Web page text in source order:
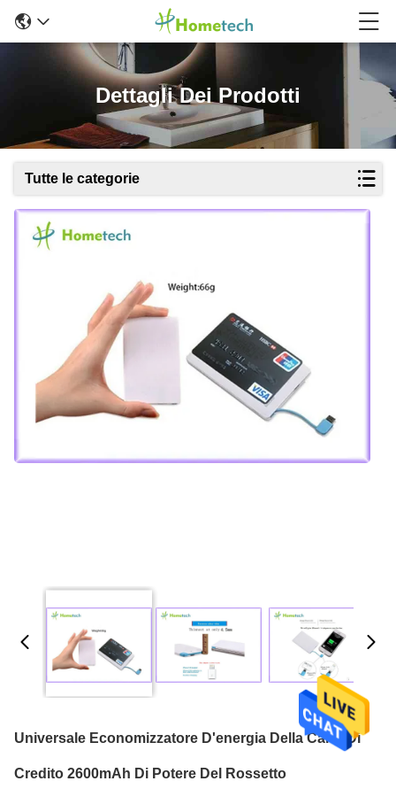
Dettagli Dei Prodotti
Tutte le categorie
Universale Economizzatore D'energia Della Carta Di
Credito 2600mAh Di Potere Del Rossetto